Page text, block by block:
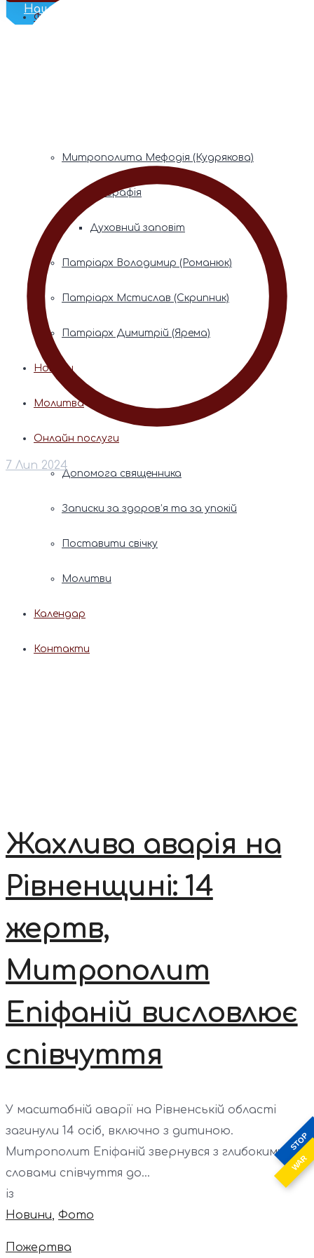
STOP
WAR
Наш Телеграм
Фонди пам’яті
Митрополита Мефодія (Кудрякова)
Біографія
Духовний заповіт
Патріарх Володимир (Романюк)
Патріарх Мстислав (Скрипник)
Патріарх Димитрій (Ярема)
Новини
Молитва
Онлайн послуги
Допомога священника
Записки за здоров’я та за упокій
Поставити свічку
Молитви
Календар
Контакти
7 Лип 2024
Жахлива аварія на
Рівненщині: 14
жертв,
Митрополит
Епіфаній висловлює
співчуття
У масштабній аварії на Рівненській області
загинули 14 осіб, включно з дитиною.
Митрополит Епіфаній звернувся з глибокими
словами співчуття до...
із
Новини, Фото
Пожертва